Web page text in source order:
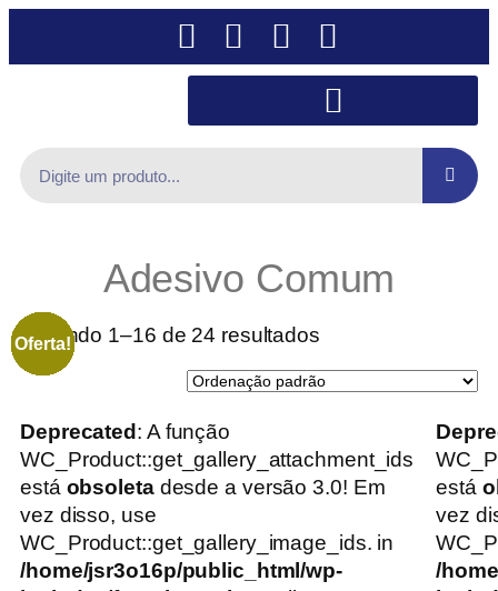
Adesivo Comum
Exibindo 1–16 de 24 resultados
Deprecated : A função
WC_Product::get_gallery_attachment_ids
está obsoletadesde a versão 3.0! Em
vez disso, use
WC_Product::get_gallery_image_ids. in
/home/jsr3o16p/public_html/wp-
Oferta!
está
vez
/
Oferta!
Oferta!
Oferta!
Oferta!
Oferta!
Oferta!
Oferta!
Oferta!
Oferta!
Oferta!
Oferta!
Oferta!
Oferta!
Oferta!
Oferta!